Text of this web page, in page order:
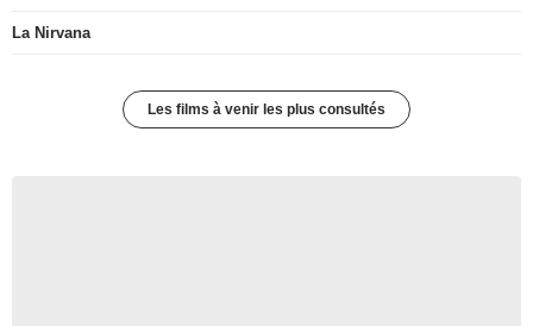
La Nirvana
Les films à venir les plus consultés